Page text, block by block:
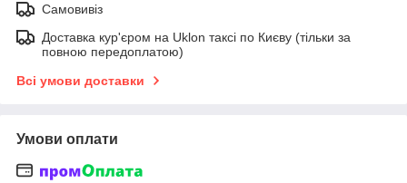
Самовивіз
Доставка кур'єром на Uklon таксі по Києву (тільки за
повною передоплатою)
Всі умови доставки
Умови оплати